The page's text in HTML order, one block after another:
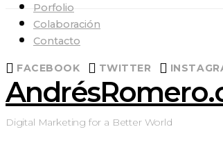
Porfolio
Colaboración
Contacto
FACEBOOK TWITTER
Digital Marketing for a Better World